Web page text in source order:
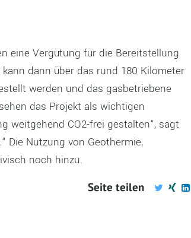
eine Vergütung für die Bereitstellung
dann über das rund 180 Kilometer
werden und das gasbetriebene
das Projekt als wichtigen
weitgehend CO2-frei gestalten“, sagt
Die Nutzung von Geothermie,
noch hinzu.
Seite teilen